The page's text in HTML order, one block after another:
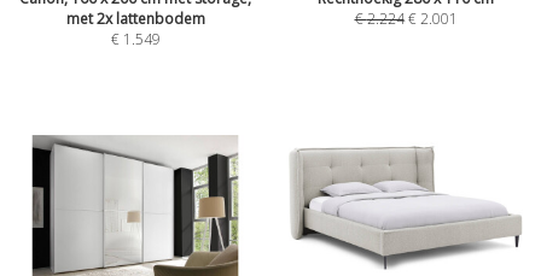
met 2x lattenbodem
€ 1.549
€2.224 €2.001